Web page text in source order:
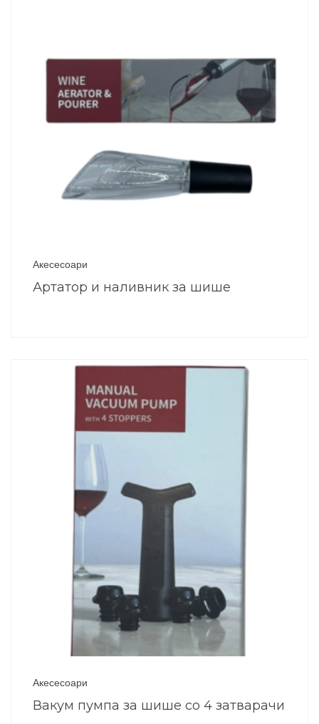
Акесесоари
Артатор и наливник за шише
Акесесоари
Вакум пумпа за шише со 4 затварачи